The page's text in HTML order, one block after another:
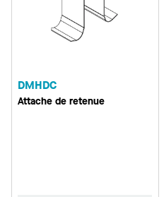
DMHDC
Attache de retenue